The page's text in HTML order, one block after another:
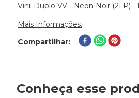
Vinil Duplo VV - Neon Noir (2LP)
Mais Informações.
Compartilhar
Conheça esse